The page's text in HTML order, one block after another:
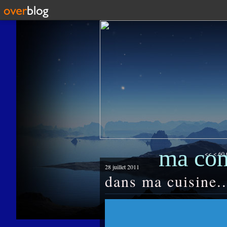
ma <<< 10
20
30
40
50
60
28 juillet 2011
dans ma